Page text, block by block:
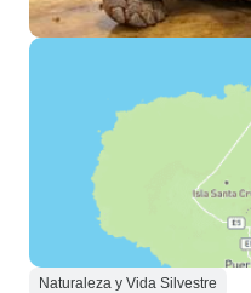
Naturaleza y Vida Silvestre